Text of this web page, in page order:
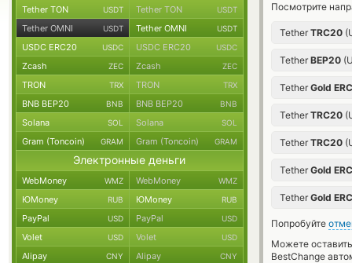
Посмотрите
Tether TRC20
Tether BEP20
Tether Gold
Tether TRC20
Tether TRC20
Tether Gold
Tether Gold
Попробуйте
Можете
BestChange
Tether TON USDT Tether TON USDT
Tether OMNI USDT Tether OMNI USDT
USDC ERC20 USDC USDC ERC20 USDC
Zcash ZEC Zcash ZEC
TRON TRX TRON TRX
BNB BEP20 BNB BNB BEP20 BNB
Solana SOL Solana SOL
Gram (Toncoin) GRAM Gram (Toncoin) GRAM
Электронные деньги
WebMoney WMZ WebMoney WMZ
ЮMoney RUB ЮMoney RUB
PayPal USD PayPal USD
Volet USD Volet USD
Alipay CNY Alipay CNY